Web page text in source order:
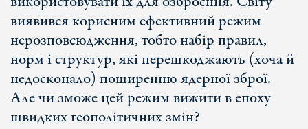
виявився корисним ефективний режим
нерозповсюдження, тобто набір правил,
норм і структур, які перешкоджають (хоча й
недосконало) поширенню ядерної зброї.
Але чи зможе цей режим вижити в епоху
швидких геополітичних змін?